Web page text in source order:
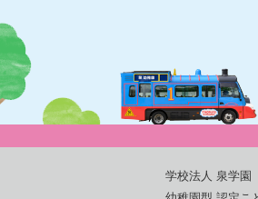
学校法人 泉学園